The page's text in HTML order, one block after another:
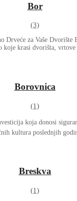
Bor
(3)
Drveće za Vaše Dvorište
koje krasi dvorišta,
Borovnica
(1)
koja donosi
kultura poslednjih
Breskva
(1)